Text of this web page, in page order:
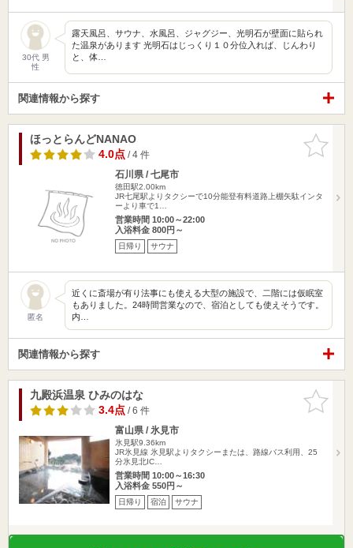
30代 男
性
露天風呂、サウナ、水風呂、ジャグジー、光明石が壁面に貼られ
た温泉があります 光明石はじっくり１０分位入れば、じんわり
と、体…
関連情報から探す
お気に入
りに追加
ほっとらんどNANAO
4.0点/ 4 件
石川県 / 七尾市
徳田駅2.00km
JR七尾駅よりタクシーで10分能登有料道路上棚矢駄インタ
ーより車で1…
営業時間 10:00～22:00
入浴料金 800円～
日帰り サウナ
匿名
近くに斎場が有り法事にも使える大型の施設で、二階には仮眠室
もありました。24時間営業なので、宿泊としても使えそうです。
内…
関連情報から探す
お気に入
りに追加
九殿浜温泉 ひみのはな
3.4点/ 6 件
富山県 / 氷見市
氷見駅9.36km
JR氷見線 氷見駅よりタクシーまたは、路線バス利用、25
分氷見北IC…
営業時間 10:00～16:30
入浴料金 550円～
日帰り 宿泊 サウナ